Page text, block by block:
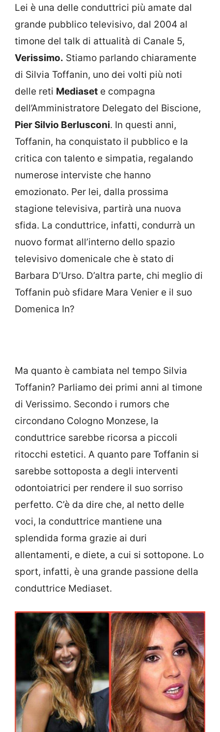
Lei è una delle conduttrici più amate dal
grande pubblico televisivo, dal 2004 al
timone del talk di attualità di Canale 5,
Verissimo. Stiamo parlando chiaramente
di Silvia Toffanin, uno dei volti più noti
delle reti Mediaset e compagna
dell’Amministratore Delegato del Biscione,
Pier Silvio Berlusconi. In questi anni,
Toffanin, ha conquistato il pubblico e la
critica con talento e simpatia, regalando
numerose interviste che hanno
emozionato. Per lei, dalla prossima
stagione televisiva, partirà una nuova
sfida. La conduttrice, infatti, condurrà un
nuovo format all’interno dello spazio
televisivo domenicale che è stato di
Barbara D’Urso. D’altra parte, chi meglio di
Toffanin può sfidare Mara Venier e il suo
Domenica In?
Ma quanto è cambiata nel tempo Silvia
Toffanin? Parliamo dei primi anni al timone
di Verissimo. Secondo i rumors che
circondano Cologno Monzese, la
conduttrice sarebbe ricorsa a piccoli
ritocchi estetici. A quanto pare Toffanin si
sarebbe sottoposta a degli interventi
odontoiatrici per rendere il suo sorriso
perfetto. C’è da dire che, al netto delle
voci, la conduttrice mantiene una
splendida forma grazie ai duri
allentamenti, e diete, a cui si sottopone. Lo
sport, infatti, è una grande passione della
conduttrice Mediaset.